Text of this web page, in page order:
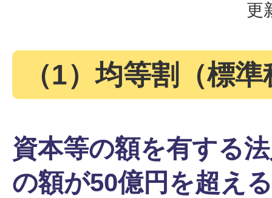
更
（1）均等割（標
資本等の額を有する
の額が50億円を超え